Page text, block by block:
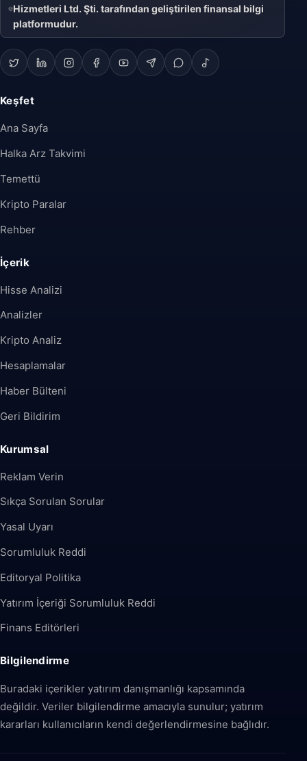
Hizmetleri Ltd. Şti. tarafından geliştirilen finansal bilgi
platformudur.
Keşfet
Ana Sayfa
Halka Arz Takvimi
Temettü
Kripto Paralar
Rehber
İçerik
Hisse Analizi
Analizler
Kripto Analiz
Hesaplamalar
Haber Bülteni
Geri Bildirim
Kurumsal
Reklam Verin
Sıkça Sorulan Sorular
Yasal Uyarı
Sorumluluk Reddi
Editoryal Politika
Yatırım İçeriği Sorumluluk Reddi
Finans Editörleri
Bilgilendirme
Buradaki içerikler yatırım danışmanlığı kapsamında
değildir. Veriler bilgilendirme amacıyla sunulur; yatırım
kararları kullanıcıların kendi değerlendirmesine bağlıdır.